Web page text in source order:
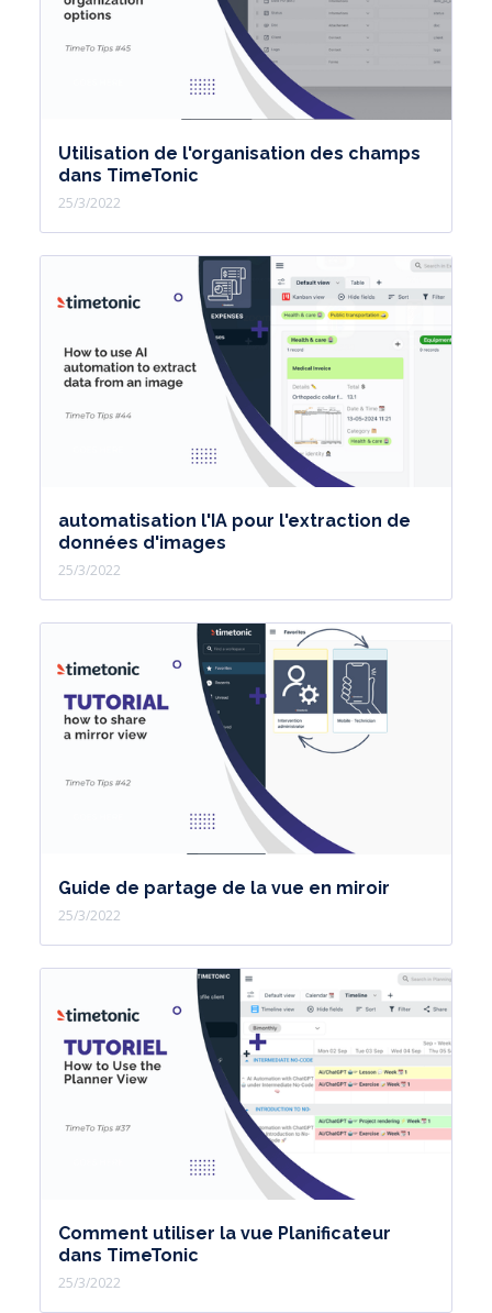
Utilisation de l'organisation des champs
dans TimeTonic
25/3/2022
automatisation l'IA pour l'extraction de
données d'images
25/3/2022
Guide de partage de la vue en miroir
25/3/2022
Comment utiliser la vue Planificateur
dans TimeTonic
25/3/2022